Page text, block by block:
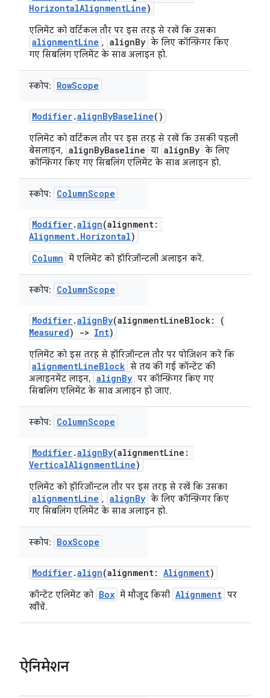
HorizontalAlignmentLine)
एलिमेंट को वर्टिकल तौर पर इस तरह से रखें कि उसका
alignmentLine , alignBy के लिए कॉन्फ़िगर किए
गए सिबलिंग एलिमेंट के साथ अलाइन हो.
स्कोप: RowScope
Modifier.alignByBaseline()
एलिमेंट को वर्टिकल तौर पर इस तरह से रखें कि उसकी पहली
बेसलाइन, alignByBaseline या alignBy के लिए
कॉन्फ़िगर किए गए सिबलिंग एलिमेंट के साथ अलाइन हो.
स्कोप: ColumnScope
Modifier.align(alignment:
Alignment.Horizontal)
Column में एलिमेंट को हॉरिज़ॉन्टली अलाइन करें.
स्कोप: ColumnScope
Modifier.alignBy(alignmentLineBlock: (
Measured) -> Int)
एलिमेंट को इस तरह से हॉरिज़ॉन्टल तौर पर पोज़िशन करें कि
alignmentLineBlock से तय की गई कॉन्टेंट की
अलाइनमेंट लाइन, alignBy पर कॉन्फ़िगर किए गए
सिबलिंग एलिमेंट के साथ अलाइन हो जाए.
स्कोप: ColumnScope
Modifier.alignBy(alignmentLine:
VerticalAlignmentLine)
एलिमेंट को हॉरिज़ॉन्टल तौर पर इस तरह से रखें कि उसका
alignmentLine , alignBy के लिए कॉन्फ़िगर किए
गए सिबलिंग एलिमेंट के साथ अलाइन हो.
स्कोप: BoxScope
Modifier.align(alignment: Alignment)
कॉन्टेंट एलिमेंट को Box में मौजूद किसी Alignment पर
खींचें.
ऐनिमेशन